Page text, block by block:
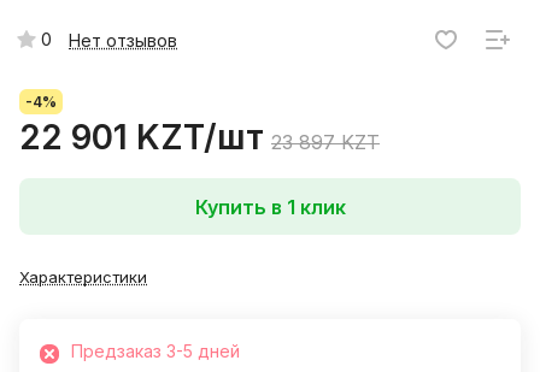
0 Нет отзывов
-4%
22 901 KZT/шт 23 897 KZT
Купить в 1 клик
Характеристики
Предзаказ 3-5 дней